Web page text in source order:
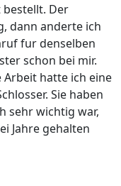
bestellt. Der
dann anderte ich
fur denselben
schon bei mir.
Arbeit hatte ich eine
Sie haben
sehr wichtig war,
Jahre gehalten